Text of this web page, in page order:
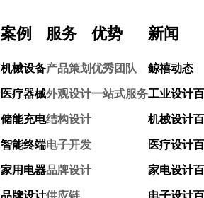
案例
机械设备
医疗器械
储能充电
智能终端
家用电器
品牌设计
服务
产品策划
外观设计
结构设计
电子开发
品牌设计
供应链
优势
优秀团队
一站式服务
新闻
鲸禧动态
工业设计
机械设计
医疗设计
家电设计
电子设计